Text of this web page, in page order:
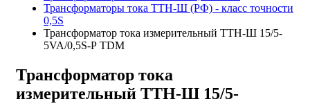
Трансформаторы тока ТТН-Ш (РФ) - класс точности
0,5S
Трансформатор тока измерительный ТТН-Ш 15/5-
5VA/0,5S-Р TDM
Трансформатор тока
измерительный ТТН-Ш 15/5-